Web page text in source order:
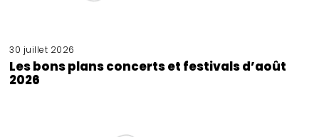
30 juillet 2026
Les bons plans concerts et festivals d’août
2026